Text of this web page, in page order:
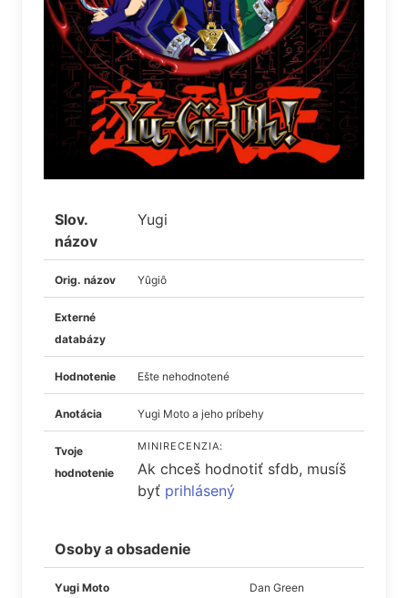
Slov.
názov
Yugi
Orig. názov Yûgiô
Externé
databázy
Hodnotenie Ešte nehodnotené
Anotácia Yugi Moto a jeho príbehy
Tvoje
hodnotenie
MINIRECENZIA:
Ak chceš hodnotiť sfdb, musíš
byť prihlásený
Osoby a obsadenie
Yugi Moto Dan Green